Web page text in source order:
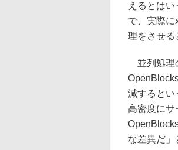
えるとは
で、実際
理をさせる
並列処理
減するとい
高密度にサ
な差異だ」